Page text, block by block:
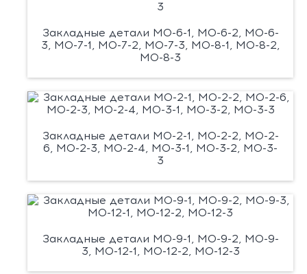
Закладные детали М0-6-1, М0-6-2, М0-6-
3, М0-7-1, М0-7-2, М0-7-3, М0-8-1, М0-8-2,
М0-8-3
Закладные детали М0-2-1, М0-2-2, М0-2-
6, М0-2-3, М0-2-4, М0-3-1, М0-3-2, М0-3-
3
Закладные детали М0-9-1, М0-9-2, М0-9-
3, М0-12-1, М0-12-2, М0-12-3